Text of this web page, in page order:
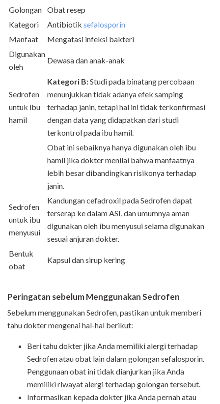
Golongan Obat resep
Kategori
Antibiotik sefalosporin
Manfaat
Mengatasi infeksi bakteri
Digunakan
oleh
Dewasa dan anak-anak
Sedrofen
untuk ibu
hamil
Kategori B:Studi pada binatang percobaan
menunjukkan tidak adanya efek samping
terhadap janin, tetapi hal ini tidak terkonfirmasi
dengan data yang didapatkan dari studi
terkontrol pada ibu hamil.
Obat ini sebaiknya hanya digunakan oleh ibu
hamil jika dokter menilai bahwa manfaatnya
lebih besar dibandingkan risikonya terhadap
janin.
Sedrofen
untuk ibu
menyusui
Kandungan cefadroxil pada Sedrofen dapat
terserap ke dalam ASI, dan umumnya aman
digunakan oleh ibu menyusui selama digunakan
sesuai anjuran dokter.
Bentuk
obat
Kapsul dan sirup kering
Peringatan sebelum Menggunakan Sedrofen
Sebelum menggunakan Sedrofen, pastikan untuk memberi
tahu dokter mengenai hal-hal berikut:
Beri tahu dokter jika Anda memiliki alergi terhadap
Sedrofen atau obat lain dalam golongan sefalosporin.
Penggunaan obat ini tidak dianjurkan jika Anda
memiliki riwayat alergi terhadap golongan tersebut.
Informasikan kepada dokter jika Anda pernah atau